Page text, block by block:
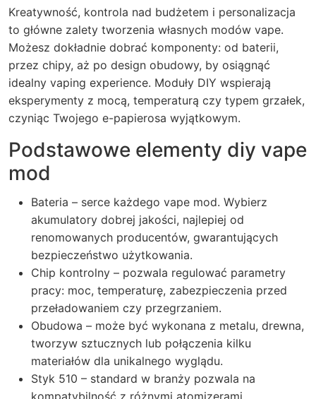
Kreatywność, kontrola nad budżetem i personalizacja
to główne zalety tworzenia własnych modów vape.
Możesz dokładnie dobrać komponenty: od baterii,
przez chipy, aż po design obudowy, by osiągnąć
idealny vaping experience. Moduły DIY wspierają
eksperymenty z mocą, temperaturą czy typem grzałek,
czyniąc Twojego e-papierosa wyjątkowym.
Podstawowe elementy diy vape
mod
Bateria – serce każdego vape mod. Wybierz
akumulatory dobrej jakości, najlepiej od
renomowanych producentów, gwarantujących
bezpieczeństwo użytkowania.
Chip kontrolny – pozwala regulować parametry
pracy: moc, temperaturę, zabezpieczenia przed
przeładowaniem czy przegrzaniem.
Obudowa – może być wykonana z metalu, drewna,
tworzyw sztucznych lub połączenia kilku
materiałów dla unikalnego wyglądu.
Styk 510 – standard w branży pozwala na
kompatybilność z różnymi atomizerami.